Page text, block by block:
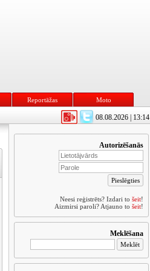
Reportāžas Moto
08.08.2026 | 13:14
Autorizēšanās
Neesi reģistrēts? Izdari to šeit!
Aizmirsi paroli? Atjauno to šeit!
Meklēšana